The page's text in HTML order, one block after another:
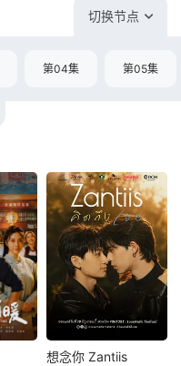
切换节点
第04集 第05集
想念你 Zantiis